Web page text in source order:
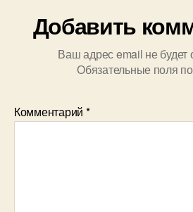
Добавить
Ваш адрес email не будет
Обязательные поля
Комментарий *